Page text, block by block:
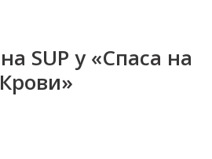
SUP у «Спаса на
Крови»